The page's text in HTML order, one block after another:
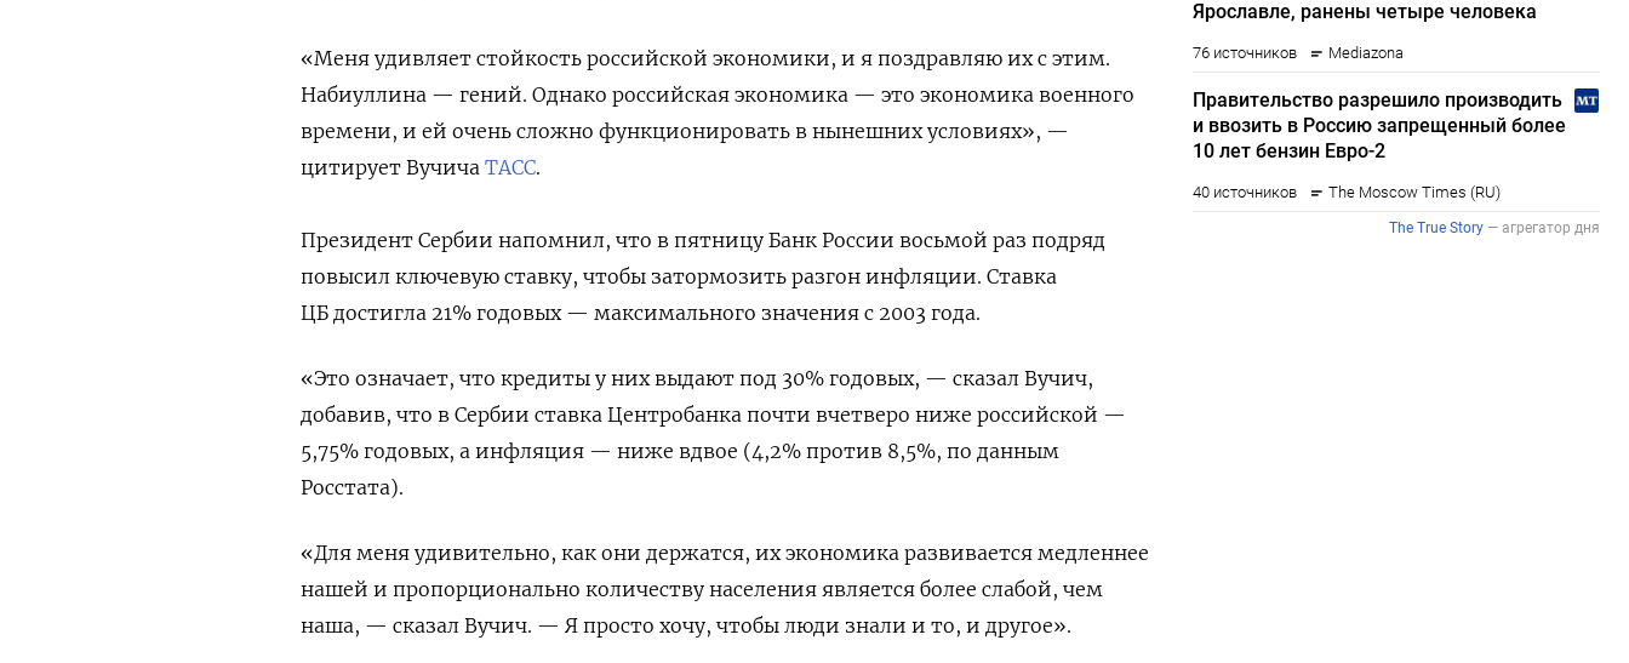
«Меня удивляет стойкость российской экономики, и я поздравляю их с этим.
Набиуллина — гений. Однако российская экономика — это экономика военного
времени, и ей очень сложно функционировать в нынешних условиях», —
цитирует Вучича ТАСС.
Президент Сербии напомнил, что в пятницу Банк России восьмой раз подряд
повысил ключевую ставку, чтобы затормозить разгон инфляции. Ставка
ЦБ достигла 21% годовых — максимального значения с 2003 года.
«Это означает, что кредиты у них выдают под 30% годовых, — сказал Вучич,
добавив, что в Сербии ставка Центробанка почти вчетверо ниже российской —
5,75% годовых, а инфляция — ниже вдвое (4,2% против 8,5%, по данным
Росстата).
«Для меня удивительно, как они держатся, их экономика развивается медленнее
нашей и пропорционально количеству населения является более слабой, чем
наша, — сказал Вучич. — Я просто хочу, чтобы люди знали и то, и другое».